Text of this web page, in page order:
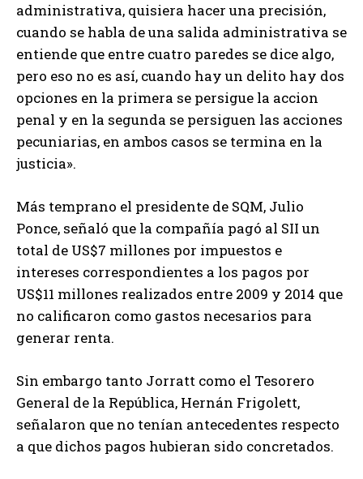
administrativa, quisiera hacer una precisión,
cuando se habla de una salida administrativa se
entiende que entre cuatro paredes se dice algo,
pero eso no es así, cuando hay un delito hay dos
opciones en la primera se persigue la accion
penal y en la segunda se persiguen las acciones
pecuniarias, en ambos casos se termina en la
justicia».
Más temprano el presidente de SQM, Julio
Ponce, señaló que la compañía pagó al SII un
total de US$7 millones por impuestos e
intereses correspondientes a los pagos por
US$11 millones realizados entre 2009 y 2014 que
no calificaron como gastos necesarios para
generar renta.
Sin embargo tanto Jorratt como el Tesorero
General de la República, Hernán Frigolett,
señalaron que no tenían antecedentes respecto
a que dichos pagos hubieran sido concretados.